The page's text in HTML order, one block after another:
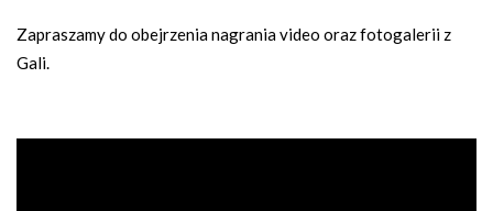
Zapraszamy do obejrzenia nagrania video oraz fotogalerii z
Gali.